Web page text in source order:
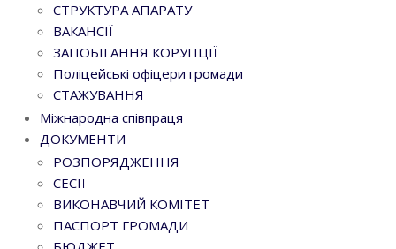
СТРУКТУРА АПАРАТУ
ВАКАНСІЇ
ЗАПОБІГАННЯ КОРУПЦІЇ
Поліцейські офіцери громади
СТАЖУВАННЯ
Міжнародна співпраця
ДОКУМЕНТИ
РОЗПОРЯДЖЕННЯ
СЕСІЇ
ВИКОНАВЧИЙ КОМІТЕТ
ПАСПОРТ ГРОМАДИ